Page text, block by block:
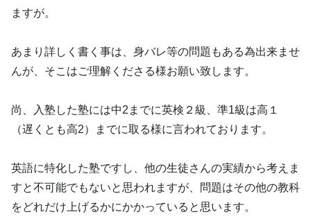
ますが。
あまり詳しく書く事は、身バレ等の問題もある為出来ませ
んが、そこはご理解くださる様お願い致します。
尚、入塾した塾には中2までに英検２級、準1級は高１
（遅くとも高2）までに取る様に言われております。
英語に特化した塾ですし、他の生徒さんの実績から考えま
すと不可能でもないと思われますが、問題はその他の教科
をどれだけ上げるかにかかっていると思います。